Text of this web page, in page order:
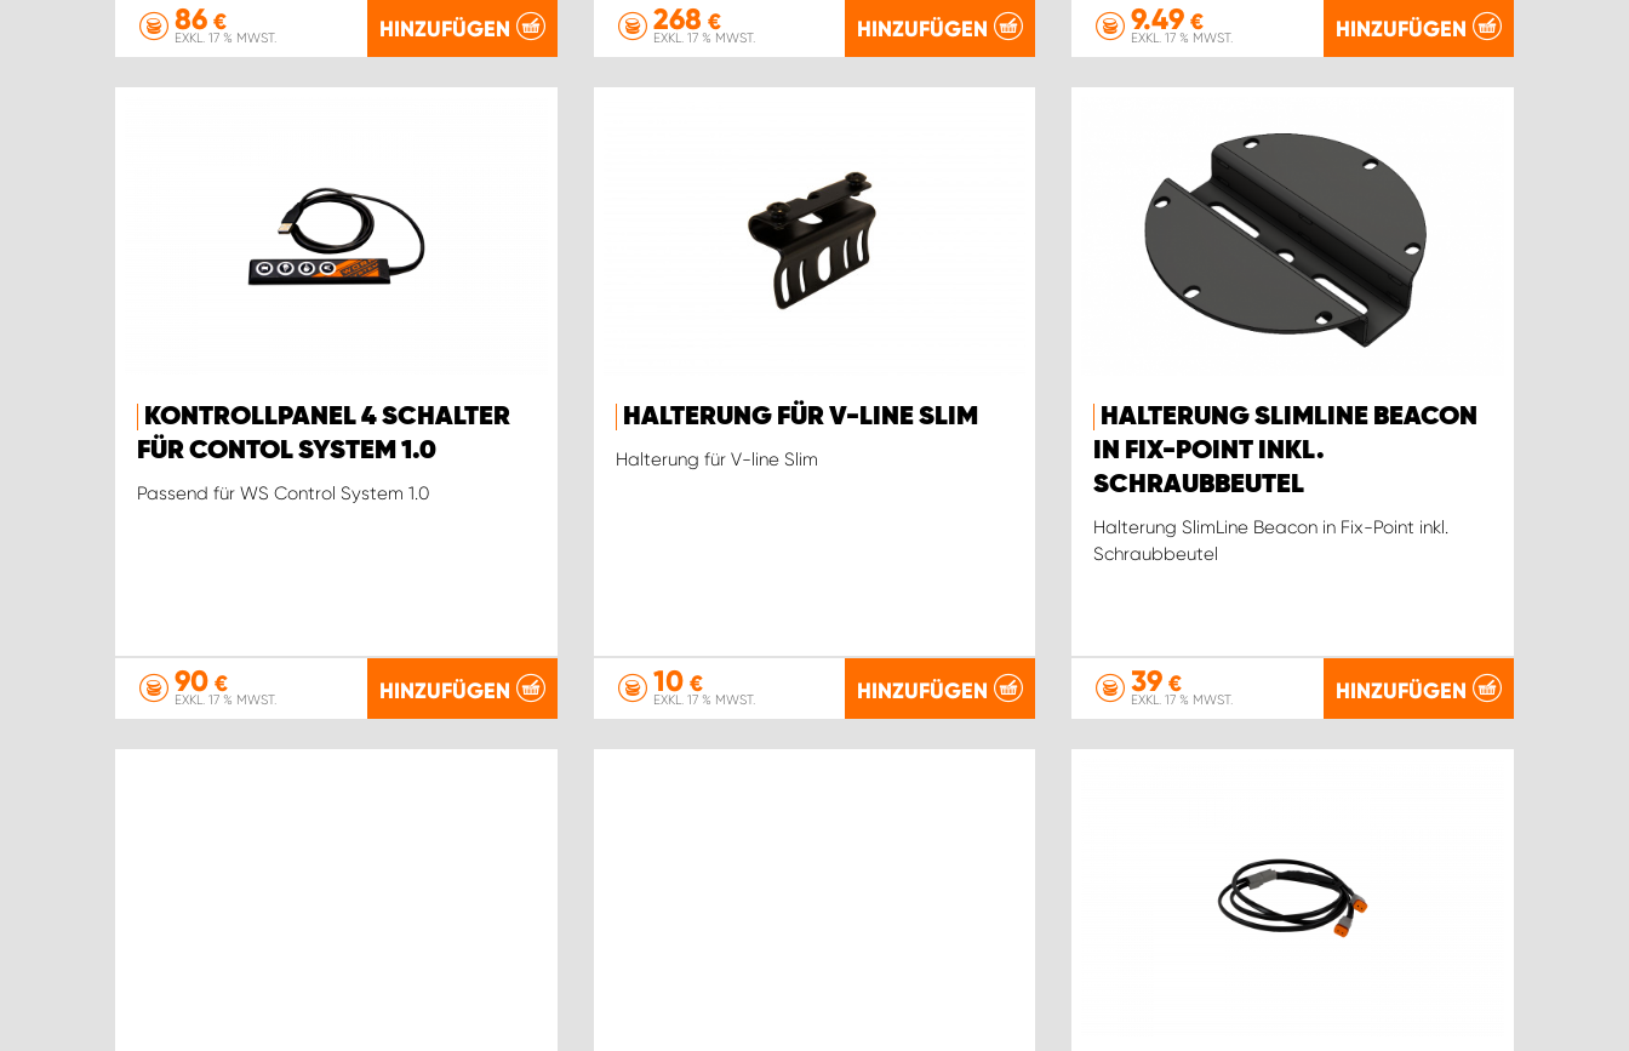
86 €
EXKL. 17 % MWST. HINZUFÜGEN 268 €
EXKL. 17 % MWST. HINZUFÜGEN 9.49 €
EXKL. 17 % MWST. HINZUFÜGEN
KONTROLLPANEL 4 SCHALTER
FÜR CONTOL SYSTEM 1.0
Passend für WS Control System 1.0
90 €
EXKL. 17 % MWST. HINZUFÜGEN
HALTERUNG FÜR V-LINE SLIM
Halterung für V-line Slim
10€
EXKL. 17 % MWST. HINZUFÜGEN
HALTERUNG SLIMLINE BEACON
IN FIX-POINT INKL.
SCHRAUBBEUTEL
Halterung SlimLine Beacon in Fix-Point inkl.
Schraubbeutel
39 €
EXKL. 17 % MWST. HINZUFÜGEN